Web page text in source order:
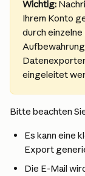
Wichtig:
Ihrem Konto
durch
eingeleitet
Bitte beachten
Es kann eine
Export
Die E-Mail